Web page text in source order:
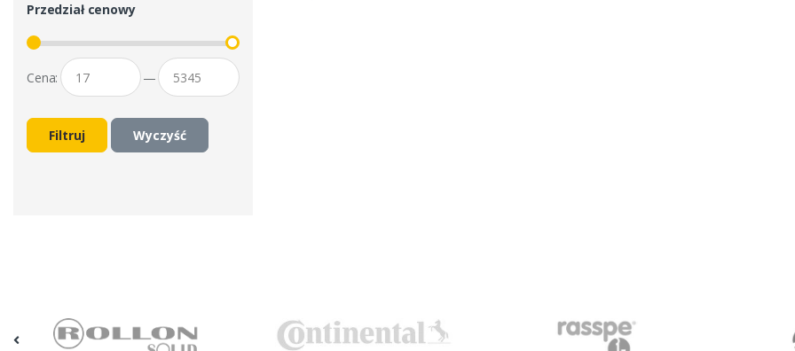
Przedział cenowy
Cena: —
Filtruj Wyczyść